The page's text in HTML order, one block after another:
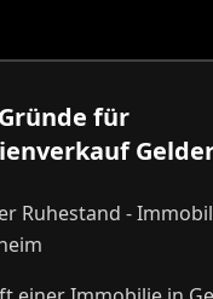
für
Ruhestand -